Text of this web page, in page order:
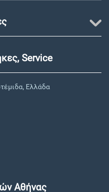
Service
Ελλάδα
Αθήνας